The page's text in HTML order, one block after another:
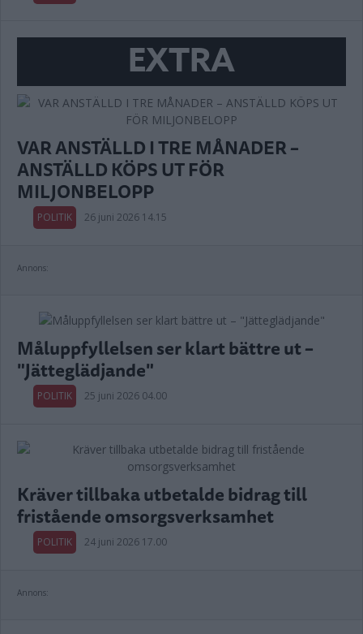
EXTRA
VAR ANSTÄLLD I TRE MÅNADER –
ANSTÄLLD KÖPS UT FÖR
MILJONBELOPP
POLITIK 26 juni 2026 14.15
Annons:
Måluppfyllelsen ser klart bättre ut –
"Jätteglädjande"
POLITIK 25 juni 2026 04.00
Kräver tillbaka utbetalde bidrag till
fristående omsorgsverksamhet
POLITIK 24 juni 2026 17.00
Annons: